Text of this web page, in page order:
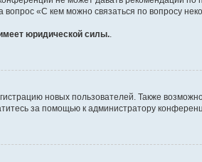
«С кем можно связаться по вопросу
юридической силы..
новых пользователей. Также
за помощью к администратору